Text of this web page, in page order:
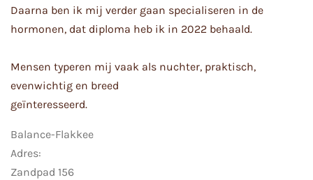
Daarna ben ik mij verder gaan specialiseren in de
hormonen, dat diploma heb ik in 2022 behaald.
Mensen typeren mij vaak als nuchter, praktisch,
evenwichtig en breed
geïnteresseerd.
Balance-Flakkee
Adres:
Zandpad 156